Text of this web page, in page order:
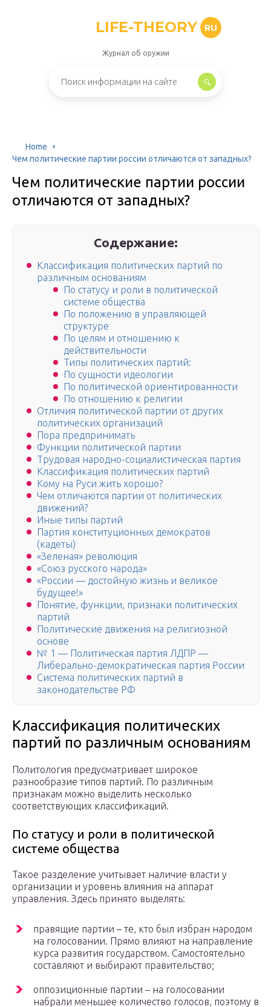
LIFE-THEORY RU
Журнал об оружии
Home
Чем политические партии россии отличаются от западных?
Чем политические партии россии
отличаются от западных?
Содержание:
Классификация политических партий по
различным основаниям
По статусу и роли в политической
системе общества
По положению в управляющей
структуре
По целям и отношению к
действительности
Типы политических партий:
По сущности идеологии
По политической ориентированности
По отношению к религии
Отличия политической партии от других
политических организаций
Пора предпринимать
Функции политической партии
Трудовая народно-социалистическая партия
Классификация политических партий
Кому на Руси жить хорошо?
Чем отличаются партии от политических
движений?
Иные типы партий
Партия конституционных демократов
(кадеты)
«Зеленая» революция
«Союз русского народа»
«России — достойную жизнь и великое
будущее!»
Понятие, функции, признаки политических
партий
Политические движения на религиозной
основе
№ 1 — Политическая партия ЛДПР —
Либерально-демократическая партия России
Система политических партий в
законодательстве РФ
Классификация политических
партий по различным основаниям
Политология предусматривает широкое
разнообразие типов партий. По различным
признакам можно выделить несколько
соответствующих классификаций.
По статусу и роли в политической
системе общества
Такое разделение учитывает наличие власти у
организации и уровень влияния на аппарат
управления. Здесь принято выделять:
правящие партии – те, кто был избран народом
на голосовании. Прямо влияют на направление
курса развития государством. Самостоятельно
составляют и выбирают правительство;
оппозиционные партии – на голосовании
набрали меньшее количество голосов, поэтому в